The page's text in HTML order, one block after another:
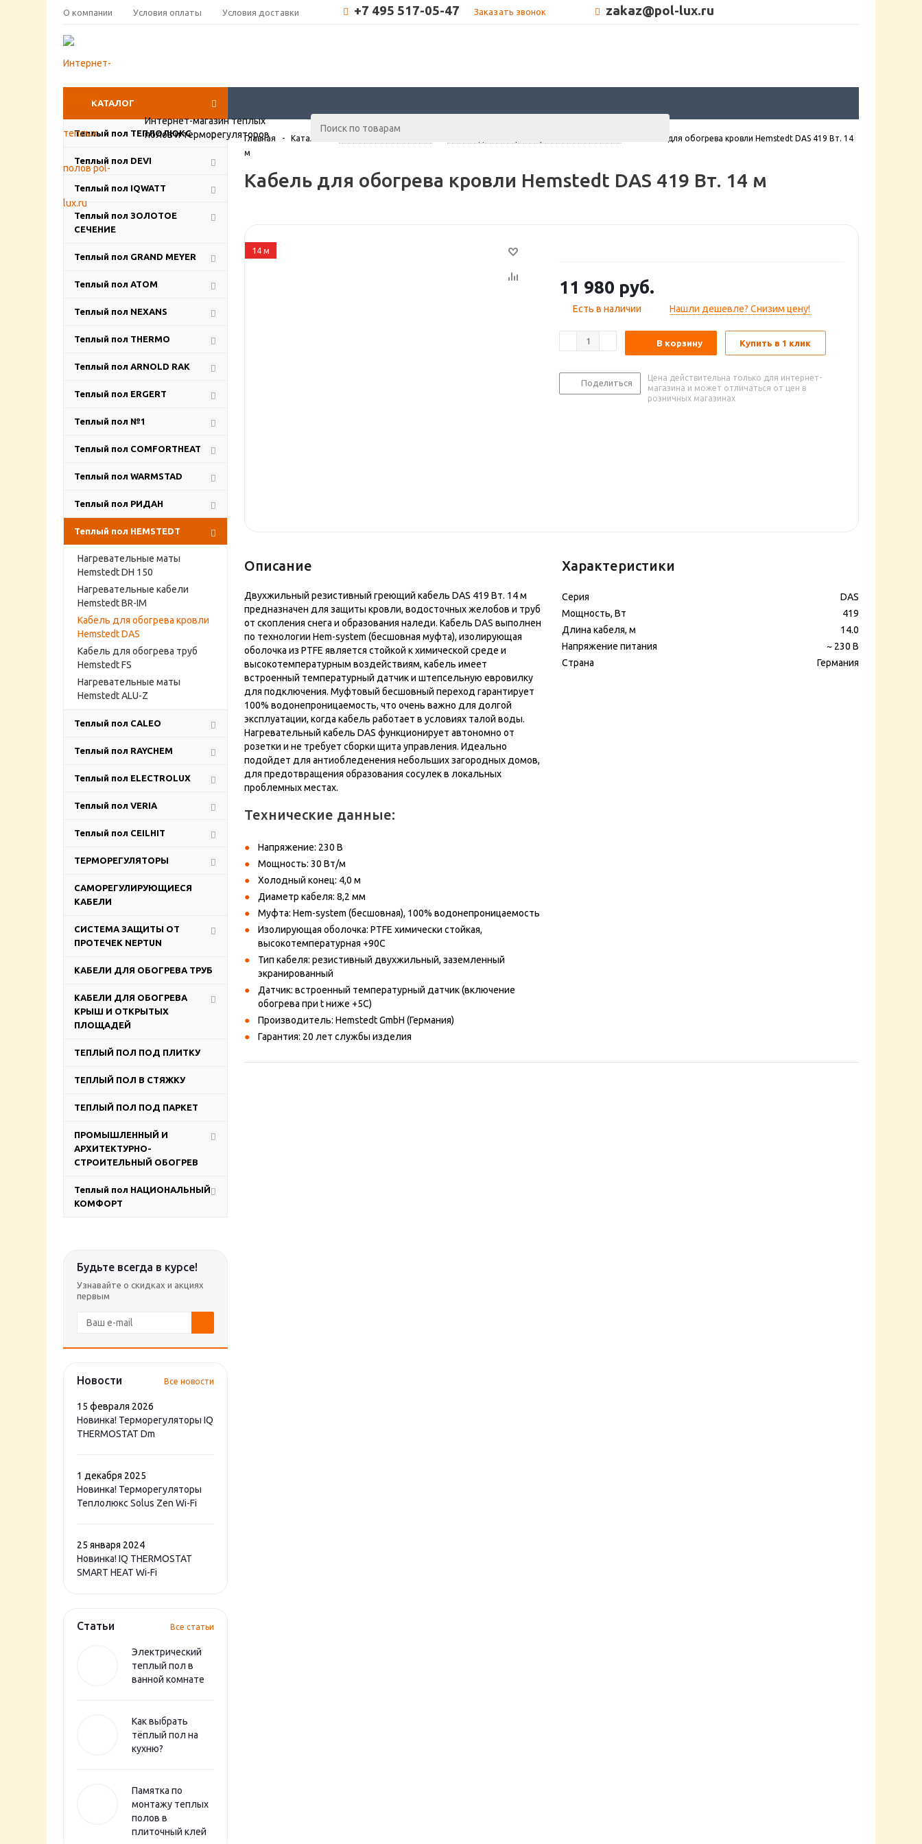
О компании Условия оплаты Условия доставки +7 495 517-05-47 Заказать звонок zakaz@pol-lux.ru
Интернет-магазин теплых
полов и терморегуляторов
КАТАЛОГ
Теплый пол ТЕПЛОЛЮКС
Теплый пол DEVI
Теплый пол IQWATT
Теплый пол ЗОЛОТОЕ
СЕЧЕНИЕ
Теплый пол GRAND MEYER
Теплый пол ATOM
Теплый пол NEXANS
Теплый пол THERMO
Теплый пол ARNOLD RAK
Теплый пол ERGERT
Теплый пол №1
Теплый пол COMFORTHEAT
Теплый пол WARMSTAD
Теплый пол РИДАН
Теплый пол HEMSTEDT
Нагревательные маты
Hemstedt DH 150
Нагревательные кабели
Hemstedt BR-IM
Кабель для обогрева кровли
Hemstedt DAS
Кабель для обогрева труб
Hemstedt FS
Нагревательные маты
Hemstedt ALU-Z
Теплый пол CALEO
Теплый пол RAYCHEM
Теплый пол ELECTROLUX
Теплый пол VERIA
Теплый пол CEILHIT
ТЕРМОРЕГУЛЯТОРЫ
САМОРЕГУЛИРУЮЩИЕСЯ
КАБЕЛИ
СИСТЕМА ЗАЩИТЫ ОТ
ПРОТЕЧЕК NEPTUN
КАБЕЛИ ДЛЯ ОБОГРЕВА ТРУБ
КАБЕЛИ ДЛЯ ОБОГРЕВА
КРЫШ И ОТКРЫТЫХ
ПЛОЩАДЕЙ
ТЕПЛЫЙ ПОЛ ПОД ПЛИТКУ
ТЕПЛЫЙ ПОЛ В СТЯЖКУ
ТЕПЛЫЙ ПОЛ ПОД ПАРКЕТ
ПРОМЫШЛЕННЫЙ И
АРХИТЕКТУРНО-
СТРОИТЕЛЬНЫЙ ОБОГРЕВ
Теплый пол НАЦИОНАЛЬНЫЙ
КОМФОРТ
Будьте всегда в курсе!
Узнавайте о скидках и акциях
первым
Новости Все новости
15 февраля 2026
Новинка! Терморегуляторы IQ
THERMOSTAT Dm
1 декабря 2025
Новинка! Терморегуляторы
Теплолюкс Solus Zen Wi-Fi
25 января 2024
Новинка! IQ THERMOSTAT
SMART HEAT Wi-Fi
Статьи Все статьи
Электрический
теплый пол в
ванной комнате
Как выбрать
тёплый пол на
кухню?
Памятка по
монтажу теплых
полов в
плиточный клей
Главная - Каталог
Кабель для обогрева кровли Hemstedt DAS 419 Вт. 14
м
Кабель для обогрева кровли Hemstedt DAS 419 Вт. 14 м
14 м
11 980 руб.
Есть в наличии Нашли дешевле? Снизим цену!
В корзину Купить в 1 клик
Поделиться
Цена действительна только для интернет-
магазина и может отличаться от цен в
розничных магазинах
Описание
Двухжильный резистивный греющий кабель DAS 419 Вт. 14 м
предназначен для защиты кровли, водосточных желобов и труб
от скопления снега и образования наледи. Кабель DAS выполнен
по технологии Hem-system (бесшовная муфта), изолирующая
оболочка из PTFE является стойкой к химической среде и
высокотемпературным воздействиям, кабель имеет
встроенный температурный датчик и штепсельную евровилку
для подключения. Муфтовый бесшовный переход гарантирует
100% водонепроницаемость, что очень важно для долгой
эксплуатации, когда кабель работает в условиях талой воды.
Нагревательный кабель DAS функционирует автономно от
розетки и не требует сборки щита управления. Идеально
подойдет для антиобледенения небольших загородных домов,
для предотвращения образования сосулек в локальных
проблемных местах.
Технические данные:
Напряжение: 230 В
Мощность: 30 Вт/м
Холодный конец: 4,0 м
Диаметр кабеля: 8,2 мм
Муфта: Hem-system (бесшовная), 100% водонепроницаемость
Изолирующая оболочка: PTFE химически стойкая,
высокотемпературная +90С
Тип кабеля: резистивный двухжильный, заземленный
экранированный
Датчик: встроенный температурный датчик (включение
обогрева при t ниже +5С)
Производитель: Hemstedt GmbH (Германия)
Гарантия: 20 лет службы изделия
Характеристики
Серия
DAS
Мощность, Вт
419
Длина кабеля, м
14.0
Напряжение питания
~ 230 В
Страна
Германия